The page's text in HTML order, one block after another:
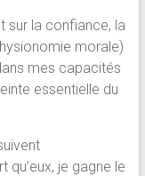
sur la confiance, la
morale)
mes capacités
essentielle du
qu’eux, je gagne le